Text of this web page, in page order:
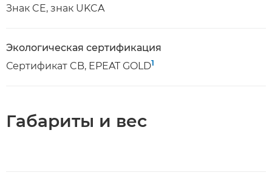
Знак CE, знак UKCA
Экологическая сертификация
Сертификат CB, EPEAT GOLD1
Габариты и вес